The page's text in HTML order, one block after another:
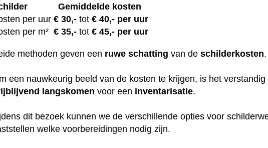
Gemiddelde kosten
per uur € 30,-tot € 40,- per uur
per m²€35,- tot € 45,- per uur
methoden geven een ruwe schatting van deschilderkosten.
een nauwkeurig beeld van de kosten te krijgen, is het verstandig
langskomen voor een inventarisatie.
dit bezoek kunnen we de verschillende opties voor
welke voorbereidingen nodig zijn.